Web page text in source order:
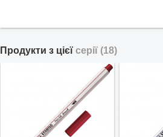
Продукти з цієї серії (18)